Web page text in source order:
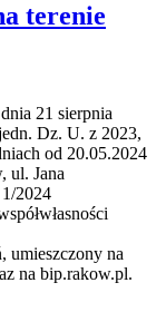
terenie
21 sierpnia
Dz. U. z 2023,
od 20.05.2024
ul. Jana
2024
umieszczony na
na bip.rakow.pl.